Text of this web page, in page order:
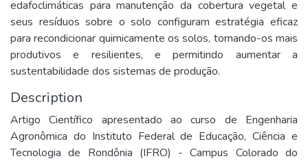
edafoclimáticas para manutenção da cobertura vegetal e
seus resíduos sobre o solo configuram estratégia eficaz
para recondicionar quimicamente os solos, tornando-os mais
produtivos e resilientes, e permitindo aumentar a
sustentabilidade dos sistemas de produção.
Description
Artigo Científico apresentado ao curso de Engenharia
Agronômica do Instituto Federal de Educação, Ciência e
Tecnologia de Rondônia (IFRO) - Campus Colorado do